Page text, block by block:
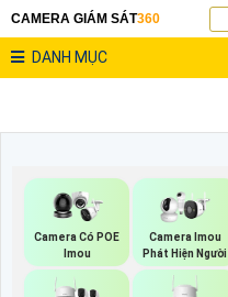
CAMERA GIÁM SÁT360
DANH MỤC
Camera Có POE
Imou
Camera Imou
Phát Hiện Người